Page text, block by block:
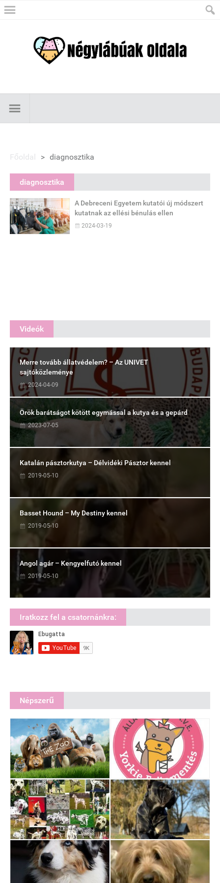
Főoldal > diagnosztika
diagnosztika
A Debreceni Egyetem kutatói új módszert
kutatnak az ellési bénulás ellen
2024-03-19
Videók
Merre tovább állatvédelem? – Az UNIVET
sajtóközleménye
2024-04-09
Örök barátságot kötött egymással a kutya és a gepárd
2023-07-05
Katalán pásztorkutya – Délvidéki Pásztor kennel
2019-05-10
Basset Hound – My Destiny kennel
2019-05-10
Angol agár – Kengyelfutó kennel
2019-05-10
Iratkozz fel a csatornánkra:
Népszerű